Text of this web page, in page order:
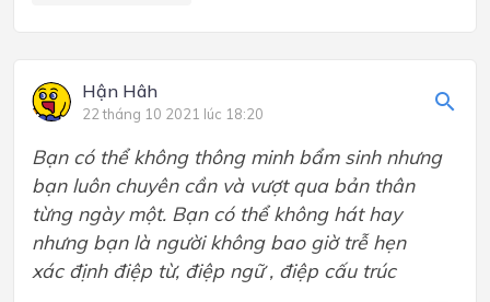
Hận Hâh
22 tháng 10 2021 lúc 18:20
Bạn có thể không thông minh bẩm sinh nhưng
bạn luôn chuyên cần và vượt qua bản thân
từng ngày một. Bạn có thể không hát hay
nhưng bạn là người không bao giờ trễ hẹn
xác định điệp từ, điệp ngữ , điệp cấu trúc